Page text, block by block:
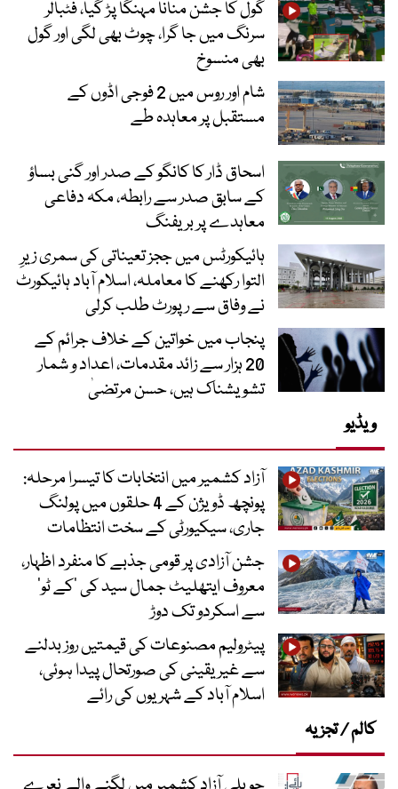
گول کا جشن منانا مہنگا پڑ گیا، فٹبالر
سرنگ میں جا گرا، چوٹ بھی لگی اور گول
بھی منسوخ
شام اور روس میں 2 فوجی اڈوں کے
مستقبل پر معاہدہ طے
اسحاق ڈار کا کانگو کے صدر اور گنی بساؤ
کے سابق صدر سے رابطہ، مکہ دفاعی
معاہدے پر بریفنگ
ہائیکورٹس میں ججز تعیناتی کی سمری زیرِ
التوا رکھنے کا معاملہ، اسلام آباد ہائیکورٹ
نے وفاق سے رپورٹ طلب کرلی
پنجاب میں خواتین کے خلاف جرائم کے
20 ہزار سے زائد مقدمات، اعداد و شمار
تشویشناک ہیں، حسن مرتضیٰ
ویڈیو
آزاد کشمیر میں انتخابات کا تیسرا مرحلہ:
پونچھ ڈویژن کے 4 حلقوں میں پولنگ
جاری، سیکیورٹی کے سخت انتظامات
جشن آزادی پر قومی جذبے کا منفرد اظہار،
معروف ایتھلیٹ جمال سید کی ’کے ٹو‘
سے اسکردو تک دوڑ
پیٹرولیم مصنوعات کی قیمتیں روز بدلنے
سے غیر یقینی کی صورتحال پیدا ہوئی،
اسلام آباد کے شہریوں کی رائے
کالم / تجزیہ